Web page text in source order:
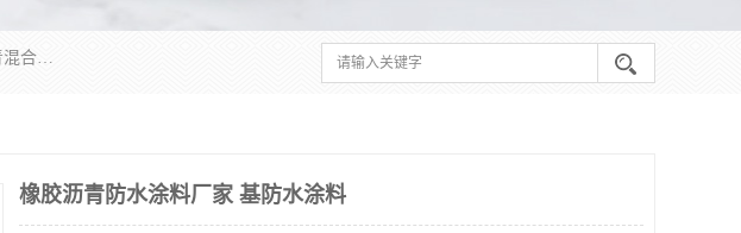
经营范围包括防水嵌缝密封条（带）制造;合成橡胶制造（监控化学品、危险化学品除外）;沥青混合物制造;防水胶粘带制造;其他合成材料制造（监控化学品、危险化学品除外）;涂料制造（监控化学品、危险化学品除外）;建筑结构防水补漏;防水建筑材料制造;粘合剂制造（监控化学品、危险化学品除外）;涂料零售;广州新力防水材料有限公司具有1处分支机构。
橡胶沥青防水涂料厂家 基防水涂料